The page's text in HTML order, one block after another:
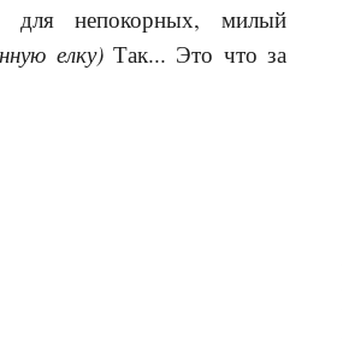
для непокорных, милый
елку)Так... Это что за